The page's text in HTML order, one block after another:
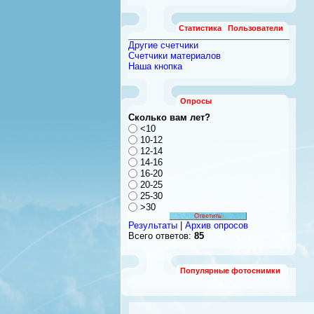
Статистика Пользователи
Другие счетчики
Счетчики материалов
Наша кнопка
Опросы
Сколько вам лет?
<10
10-12
12-14
14-16
16-20
20-25
25-30
>30
Результаты
Архив опросов
Всего ответов: 85
Популярные фотоснимки